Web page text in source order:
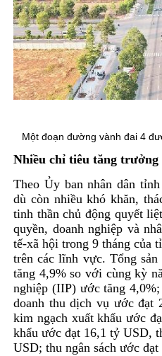
Một đoạn đường vành đai 4
Nhiều chỉ tiêu tăng trưởng
Theo Ủy ban nhân dân
dù còn nhiều khó khăn,
tinh thần chủ động quyết
quyền, doanh nghiệp và
tế-xã hội trong 9 tháng của
trên các lĩnh vực. Tổng
tăng 4,9% so với cùng kỳ
nghiệp (IIP) ước tăng
doanh thu dịch vụ ước đạt
kim ngạch xuất khẩu ước
khẩu ước đạt 16,1 tỷ USD,
USD; thu ngân sách ước